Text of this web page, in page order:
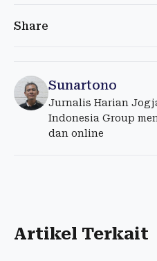
Share
Sunartono
Jurnalis Harian
Indonesia Group
dan online
Artikel Terkait